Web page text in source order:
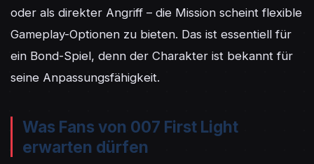
oder als direkter Angriff – die Mission scheint flexible
Gameplay-Optionen zu bieten. Das ist essentiell für
ein Bond-Spiel, denn der Charakter ist bekannt für
seine Anpassungsfähigkeit.
Was Fans von 007 First Light
erwarten dürfen